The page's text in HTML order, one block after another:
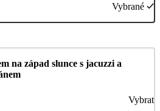
Vybrané
na západ slunce s jacuzzi a
Vybrat